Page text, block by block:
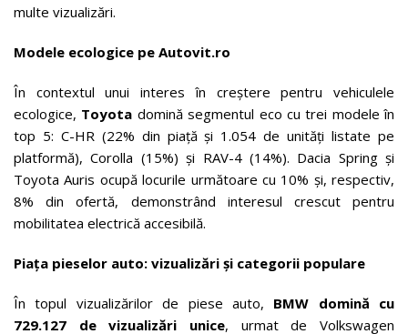
multe vizualizări.
Modele ecologice pe Autovit.ro
În contextul unui interes în creștere pentru vehiculele
ecologice, Toyota domină segmentul eco cu trei modele în
top 5: C-HR (22% din piață și 1.054 de unități listate pe
platformă), Corolla (15%) și RAV-4 (14%). Dacia Spring și
Toyota Auris ocupă locurile următoare cu 10% și, respectiv,
8% din ofertă, demonstrând interesul crescut pentru
mobilitatea electrică accesibilă.
Piața pieselor auto: vizualizări și categorii populare
În topul vizualizărilor de piese auto, BMW domină cu
729.127 de vizualizări unice, urmat de Volkswagen